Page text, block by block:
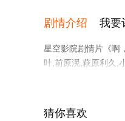
剧情介绍 我要
星空影院剧情片《啊
叶,前原滉,萩原利久,
高清无删减完整版
猜你喜欢